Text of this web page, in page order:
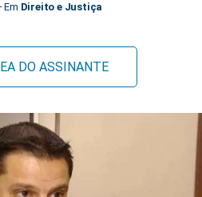
Direito e Justiça
DO ASSINANTE